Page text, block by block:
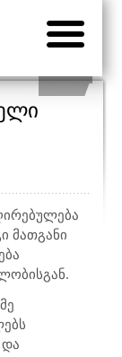
მათგანი